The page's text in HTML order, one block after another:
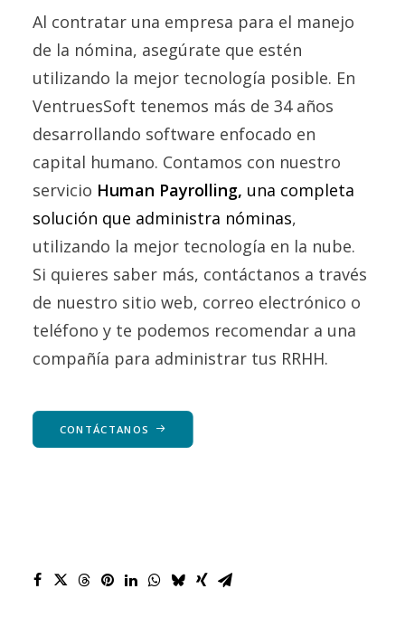
Al contratar una empresa para el manejo
de la nómina, asegúrate que estén
utilizando la mejor tecnología posible. En
VentruesSoft tenemos más de 34 años
desarrollando software enfocado en
capital humano. Contamos con nuestro
servicio Human Payrolling, una completa
solución que administra nóminas,
utilizando la mejor tecnología en la nube.
Si quieres saber más, contáctanos a través
de nuestro sitio web, correo electrónico o
teléfono y te podemos recomendar a una
compañía para administrar tus RRHH.
CONTÁCTANOS